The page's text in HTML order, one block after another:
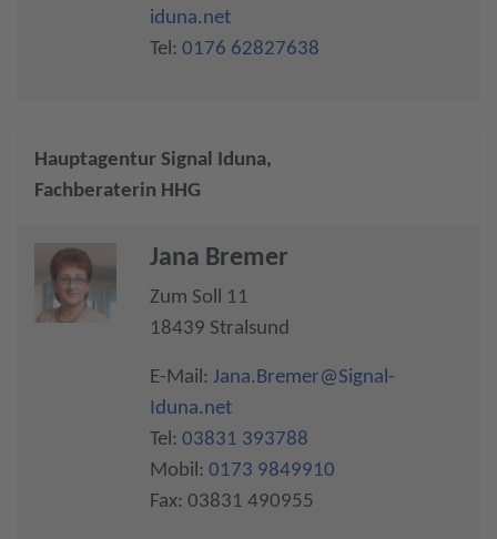
iduna.net
Tel: 0176 62827638
Hauptagentur Signal Iduna,
Fachberaterin HHG
Jana Bremer
Zum Soll 11
18439 Stralsund
E-Mail: Jana.Bremer@Signal-
Iduna.net
Tel: 03831 393788
Mobil: 0173 9849910
Fax: 03831 490955